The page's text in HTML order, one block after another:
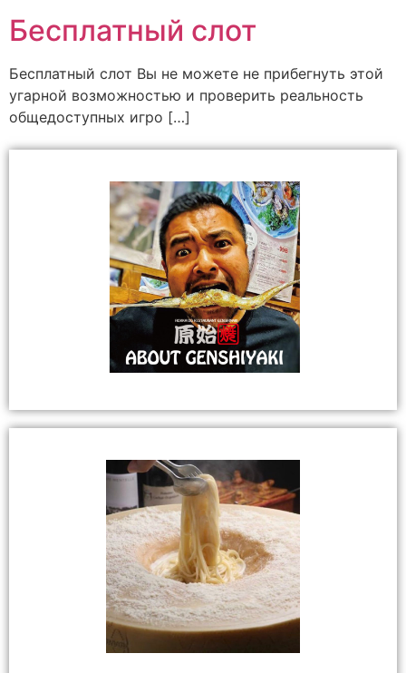
Бесплатный слот
Бесплатный слот Вы не можете не прибегнуть этой
угарной возможностью и проверить реальность
общедоступных игро […]